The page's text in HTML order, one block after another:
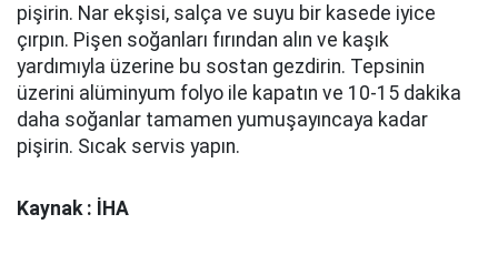
pişirin. Nar ekşisi, salça ve suyu bir kasede iyice
çırpın. Pişen soğanları fırından alın ve kaşık
yardımıyla üzerine bu sostan gezdirin. Tepsinin
üzerini alüminyum folyo ile kapatın ve 10-15 dakika
daha soğanlar tamamen yumuşayıncaya kadar
pişirin. Sıcak servis yapın.
Kaynak : İHA